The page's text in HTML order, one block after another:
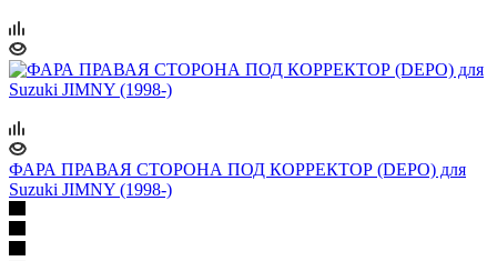
ФАРА ПРАВАЯ СТОРОНА ПОД КОРРЕКТОР (DEPO) для
Suzuki JIMNY (1998-)